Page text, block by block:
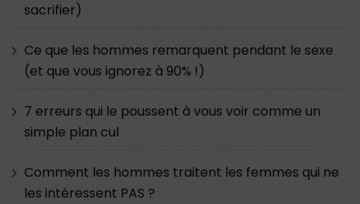
sacrifier)
Ce que les hommes remarquent pendant le sexe
(et que vous ignorez à 90% !)
7 erreurs qui le poussent à vous voir comme un
simple plan cul
Comment les hommes traitent les femmes qui ne
les intéressent PAS ?